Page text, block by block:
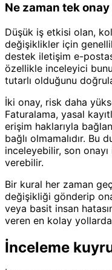
Ne zaman tek
Düşük iş etkisi olan,
değişiklikler için
destek iletişim e-
özellikle inceleyici
tutarlı olduğunu
İki onay, risk daha
Faturalama, yasal
erişim haklarıyla
bağlı olmamalıdır. Bu
inceleyebilir, son
verebilir.
Bir kural her zaman
değişikliği gönderip
veya basit insan
veren en kolay
İnceleme